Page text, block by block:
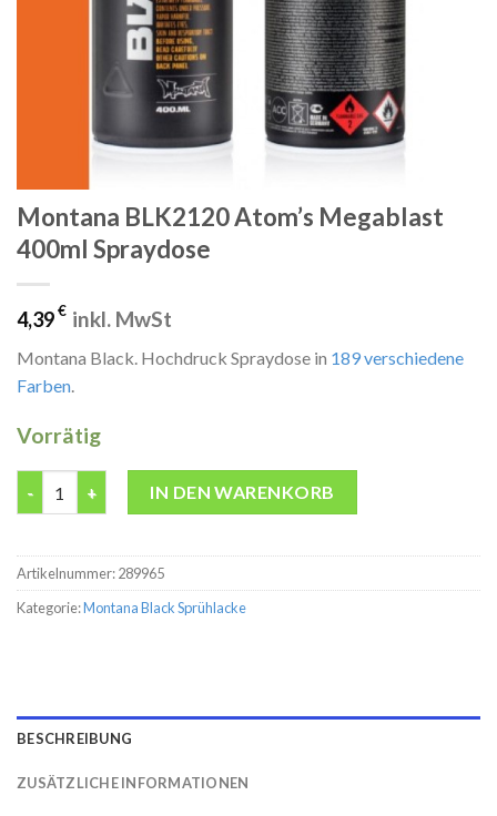
Montana BLK2120 Atom’s Megablast
400ml Spraydose
4,39€ inkl. MwSt
Montana Black. Hochdruck Spraydose in 189 verschiedene
Farben.
Vorrätig
IN DEN WARENKORB
Artikelnummer:289965
Kategorie:Montana Black Sprühlacke
BESCHREIBUNG
ZUSÄTZLICHE INFORMATIONEN